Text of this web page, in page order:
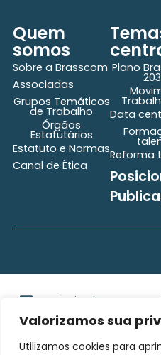
Valorizamos sua
Utilizamos cookies para
Quem
somos
Sobre a Brasscom
Associadas
Grupos Temáticos
de Trabalho
Órgãos
Estatutários
Estatuto e Normas
Canal de Ética
Plano
Data
Reforma
e Normas